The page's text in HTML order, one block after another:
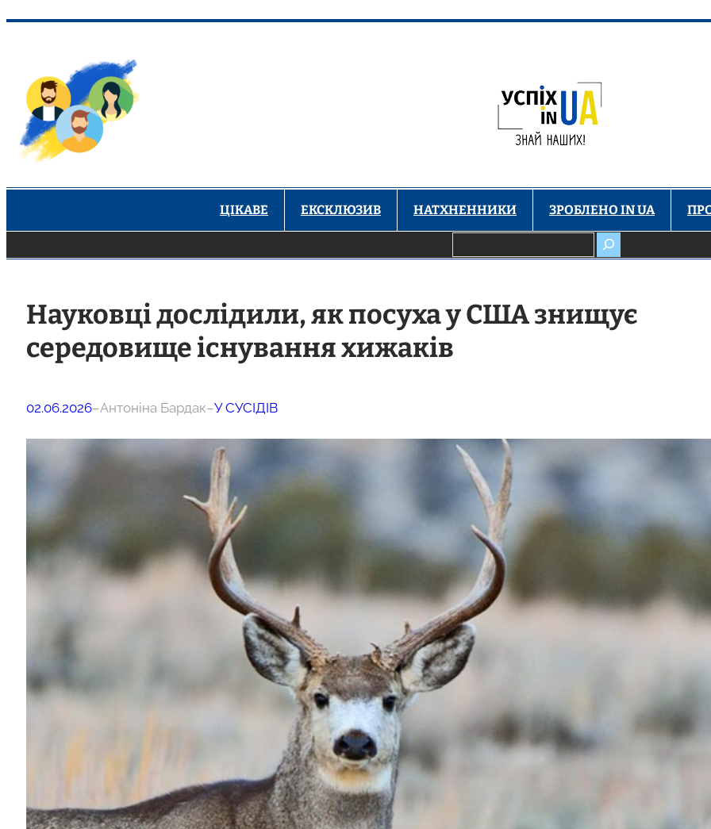
вмісту
ЦІКАВЕ ЕКСКЛЮЗИВ НАТХНЕННИКИ ЗРОБЛЕНО IN UA
Науковці дослідили, як посуха у США знищує
середовище існування хижаків
02.06.2026–Антоніна Бардак–У СУСІДІВ